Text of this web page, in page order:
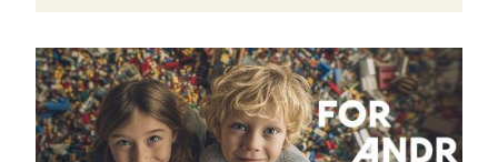
BILLEDE